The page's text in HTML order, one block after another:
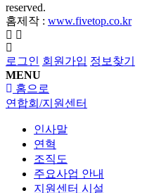
reserved.
홈제작 : www.fivetop.co.kr
로그인 회원가입 정보찾기
MENU
홈으로
연합회/지원센터
인사말
연혁
조직도
주요사업 안내
지원센터 시설